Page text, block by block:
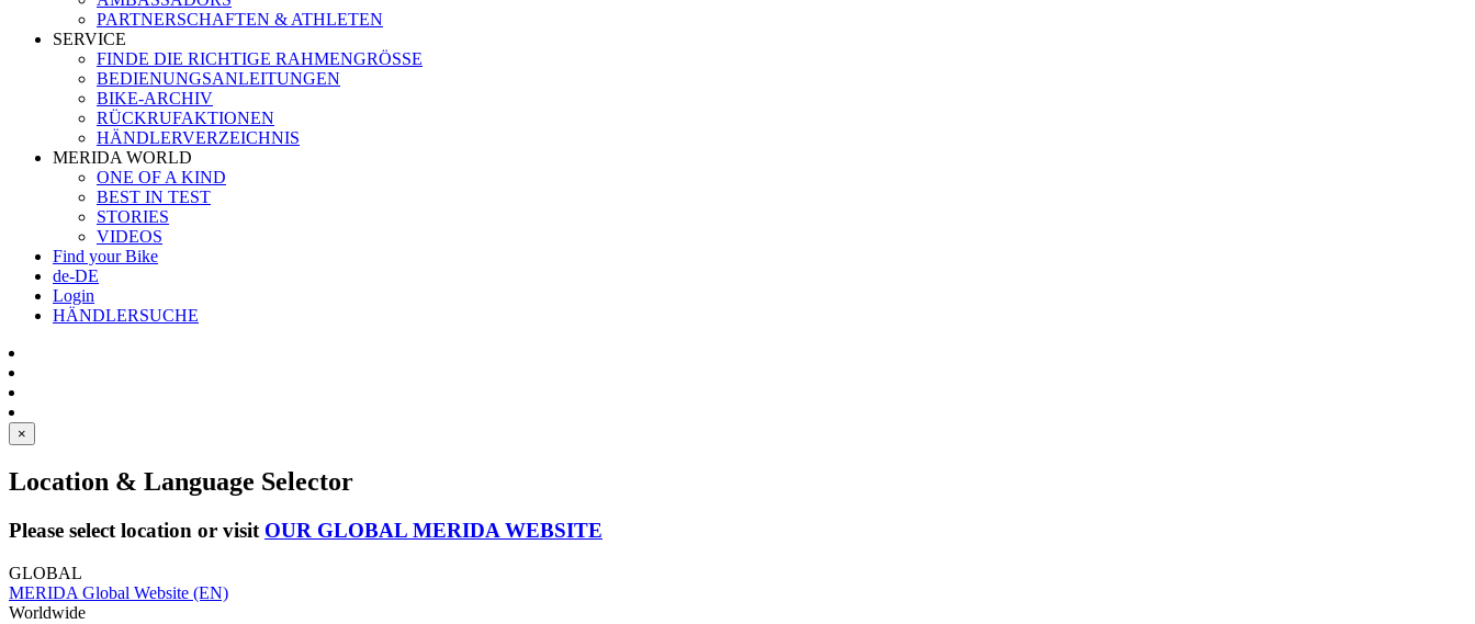
PARTNERSCHAFTEN & ATHLETEN
SERVICE
FINDE DIE RICHTIGE RAHMENGRÖSSE
BEDIENUNGSANLEITUNGEN
BIKE-ARCHIV
RÜCKRUFAKTIONEN
HÄNDLERVERZEICHNIS
MERIDA WORLD
ONE OF A KIND
BEST IN TEST
STORIES
VIDEOS
Find your Bike
de-DE
Login
HÄNDLERSUCHE
×
Location & Language Selector
Please select location or visit OUR GLOBAL MERIDA WEBSITE
GLOBAL
MERIDA Global Website (EN)
Worldwide